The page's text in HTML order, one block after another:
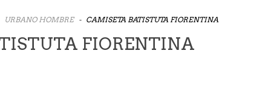
URBANO HOMBRE - CAMISETA BATISTUTA FIORENTINA
FIORENTINA